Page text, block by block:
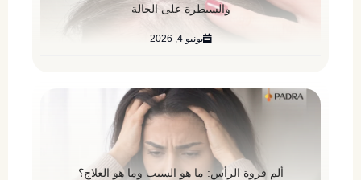
والسيطرة على الحالة
يونيو 4, 2026
ألم فروة الرأس: ما هو السبب وما هو العلاج؟